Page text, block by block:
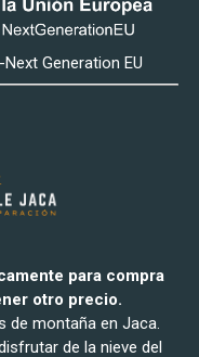
Generation EU
para compra
otro precio.
de montaña en Jaca.
de la nieve del